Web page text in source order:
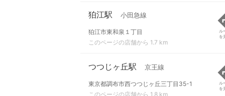
狛江駅 小田急線
狛江市東和泉１丁目
このページの店舗から 1.7 km
ル
を
つつじヶ丘駅 京王線
東京都調布市西つつじヶ丘三丁目35-1
このページの店舗から 1.8 km
ル
を